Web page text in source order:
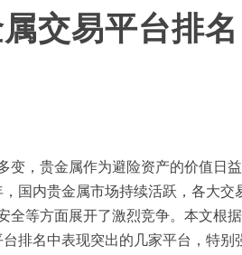
交易平台排
变，贵金属作为避险资产的价值日
国内贵金属市场持续活跃，各大交
全等方面展开了激烈竞争。本文根
排名中表现突出的几家平台，特别